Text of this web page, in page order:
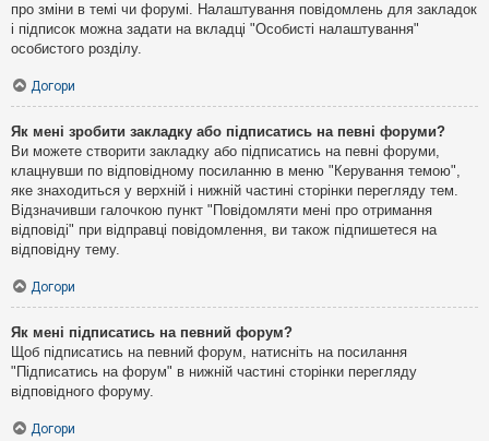
про зміни в темі чи форумі. Налаштування повідомлень для закладок
і підписок можна задати на вкладці "Особисті налаштування"
особистого розділу.
Догори
Як мені зробити закладку або підписатись на певні форуми?
Ви можете створити закладку або підписатись на певні форуми,
клацнувши по відповідному посиланню в меню "Керування темою",
яке знаходиться у верхній і нижній частині сторінки перегляду тем.
Відзначивши галочкою пункт "Повідомляти мені про отримання
відповіді" при відправці повідомлення, ви також підпишетеся на
відповідну тему.
Догори
Як мені підписатись на певний форум?
Щоб підписатись на певний форум, натисніть на посилання
"Підписатись на форум" в нижній частині сторінки перегляду
відповідного форуму.
Догори